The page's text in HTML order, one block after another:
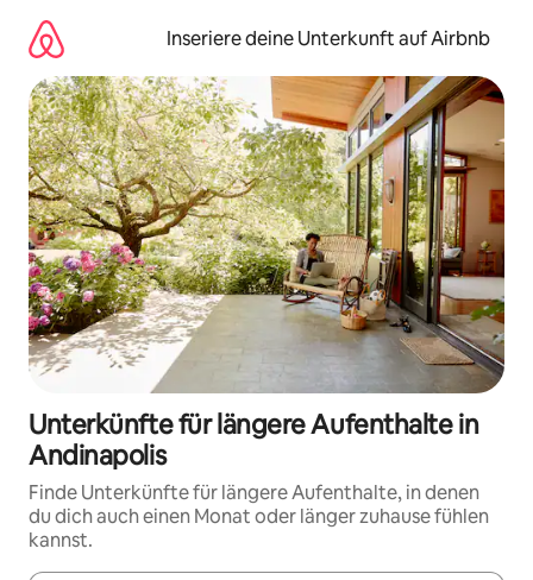
Inhalten
springen
Inseriere deine Unterkunft auf Airbnb
Unterkünfte für längere Aufenthalte in
Andinapolis
Finde Unterkünfte für längere Aufenthalte, in denen
du dich auch einen Monat oder länger zuhause fühlen
kannst.